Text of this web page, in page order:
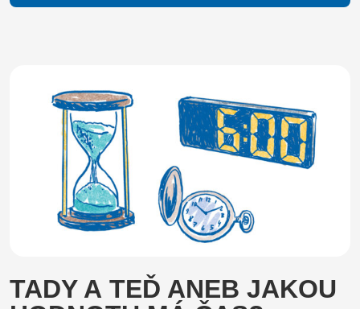
TADY A TEĎ ANEB JAKOU